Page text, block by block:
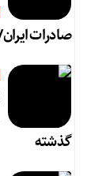
صادرات ایران/
گذشته